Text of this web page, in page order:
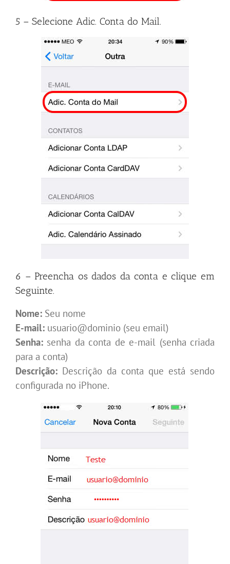
5 – Selecione Adic. Conta do Mail.
6 – Preencha os dados da conta e clique em
Seguinte.
Nome: Seu nome
E-mail: usuario@dominio (seu email)
Senha: senha da conta de e-mail (senha criada
para a conta)
Descrição: Descrição da conta que está sendo
configurada no iPhone.